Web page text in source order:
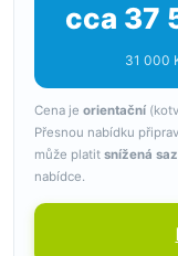
cca 37
31 000
Cena je orientační
Přesnou nabídku
může platit snížená
nabídce.